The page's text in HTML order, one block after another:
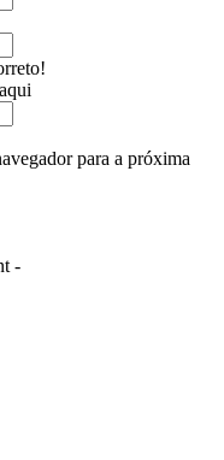
para a próxima
-